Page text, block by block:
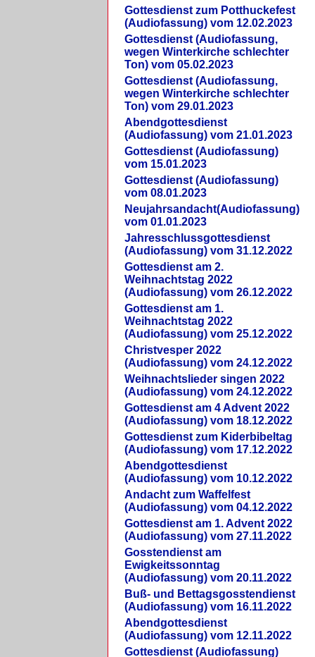
Gottesdienst zum Potthuckefest
(Audiofassung) vom 12.02.2023
Gottesdienst (Audiofassung,
wegen Winterkirche schlechter
Ton) vom 05.02.2023
Gottesdienst (Audiofassung,
wegen Winterkirche schlechter
Ton) vom 29.01.2023
Abendgottesdienst
(Audiofassung) vom 21.01.2023
Gottesdienst (Audiofassung)
vom 15.01.2023
Gottesdienst (Audiofassung)
vom 08.01.2023
Neujahrsandacht(Audiofassung)
vom 01.01.2023
Jahresschlussgottesdienst
(Audiofassung) vom 31.12.2022
Gottesdienst am 2.
Weihnachtstag 2022
(Audiofassung) vom 26.12.2022
Gottesdienst am 1.
Weihnachtstag 2022
(Audiofassung) vom 25.12.2022
Christvesper 2022
(Audiofassung) vom 24.12.2022
Weihnachtslieder singen 2022
(Audiofassung) vom 24.12.2022
Gottesdienst am 4 Advent 2022
(Audiofassung) vom 18.12.2022
Gottesdienst zum Kiderbibeltag
(Audiofassung) vom 17.12.2022
Abendgottesdienst
(Audiofassung) vom 10.12.2022
Andacht zum Waffelfest
(Audiofassung) vom 04.12.2022
Gottesdienst am 1. Advent 2022
(Audiofassung) vom 27.11.2022
Gosstendienst am
Ewigkeitssonntag
(Audiofassung) vom 20.11.2022
Buß- und Bettagsgosstendienst
(Audiofassung) vom 16.11.2022
Abendgottesdienst
(Audiofassung) vom 12.11.2022
Gottesdienst (Audiofassung)